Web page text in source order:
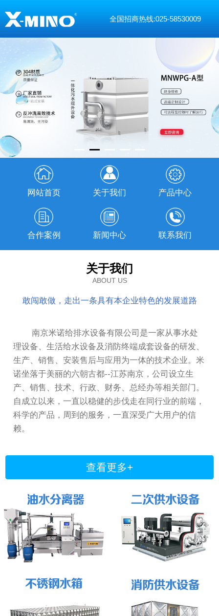
全国招商热线:025-58530009
网站首页 关于我们 产品中心
合作案例 新闻中心 联系我们
关于我们
ABOUT US
敢闯敢做，走出一条具有本企业特色的发展道路
南京米诺给排水设备有限公司是一家从事水处
理设备、生活给水设备及消防终端成套设备的研发、
生产、销售、安装售后与应用为一体的技术企业。米
诺坐落于美丽的六朝古都--江苏南京，公司设立生
产、销售、技术、行政、财务、总经办等相关部门。
自成立以来，一直以稳健的步伐走在同行业的前端，
科学的产品，周到的服务，一直深受广大用户的信
赖。
查看更多+